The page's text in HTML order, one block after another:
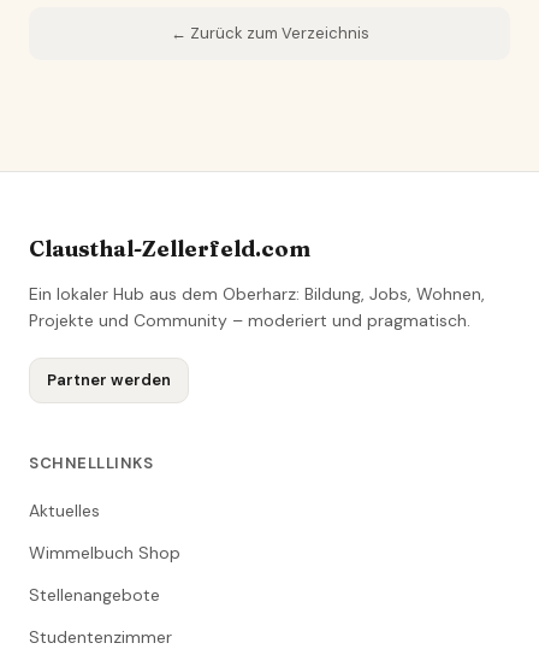
← Zurück zum Verzeichnis
Clausthal-Zellerfeld.com
Ein lokaler Hub aus dem Oberharz: Bildung, Jobs, Wohnen,
Projekte und Community – moderiert und pragmatisch.
Partner werden
SCHNELLLINKS
Aktuelles
Wimmelbuch Shop
Stellenangebote
Studentenzimmer